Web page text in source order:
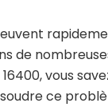
de
vous
ce